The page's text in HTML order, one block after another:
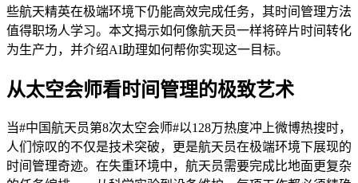
些航天精英在极端环境下仍能高效完成任务，其时间管理方法
值得职场人学习。本文揭示如何像航天员一样将碎片时间转化
为生产力，并介绍AI助理如何帮你实现这一目标。
从太空会师看时间管理的极致艺术
当#中国航天员第8次太空会师#以128万热度冲上微博热搜时，
人们惊叹的不仅是技术突破，更是航天员在极端环境下展现的
时间管理奇迹。在失重环境中，航天员需要完成比地面更复杂